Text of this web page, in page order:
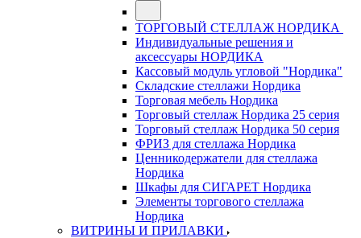
ТОРГОВЫЙ СТЕЛЛАЖ НОРДИКА
Индивидуальные решения и
аксессуары НОРДИКА
Кассовый модуль угловой "Нордика"
Складские стеллажи Нордика
Торговая мебель Нордика
Торговый стеллаж Нордика 25 серия
Торговый стеллаж Нордика 50 серия
ФРИЗ для стеллажа Нордика
Ценникодержатели для стеллажа
Нордика
Шкафы для СИГАРЕТ Нордика
Элементы торгового стеллажа
Нордика
ВИТРИНЫ И ПРИЛАВКИ